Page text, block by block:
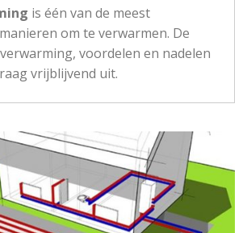
is één van de meest
om te verwarmen. De
voordelen en nadelen
vrijblijvend uit.